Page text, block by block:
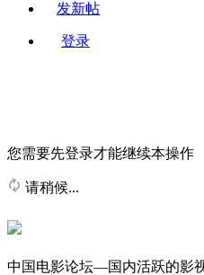
发新帖
登录
您需要先登录才能继续本操作
请稍候...
中国电影论坛—国内活跃的影